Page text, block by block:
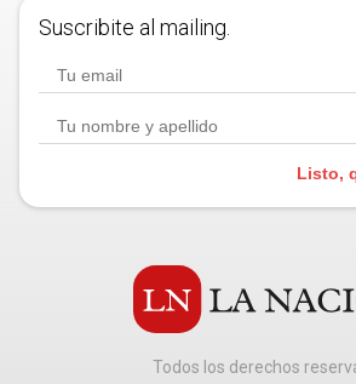
Suscribite al mailing.
Listo,
Todos los derechos